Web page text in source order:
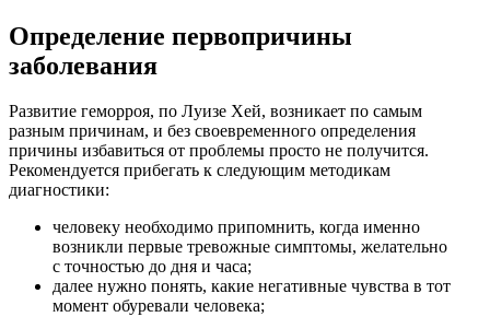
Определение первопричины
заболевания
Развитие геморроя, по Луизе Хей, возникает по самым
разным причинам, и без своевременного определения
причины избавиться от проблемы просто не получится.
Рекомендуется прибегать к следующим методикам
диагностики:
человеку необходимо припомнить, когда именно
возникли первые тревожные симптомы, желательно
с точностью до дня и часа;
далее нужно понять, какие негативные чувства в тот
момент обуревали человека;